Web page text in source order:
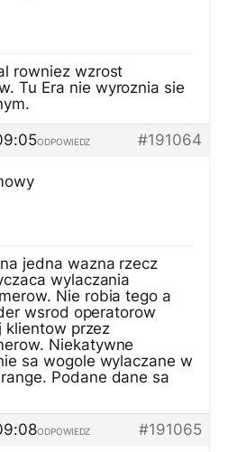
rowniez wzrost
Tu Era nie wyroznia sie
#191064
ODPOWIEDZ
jedna wazna rzecz
wylaczania
Nie robia tego a
wsrod operatorow
klientow przez
Niekatywne
sa wogole wylaczane w
Podane dane sa
#191065
ODPOWIEDZ